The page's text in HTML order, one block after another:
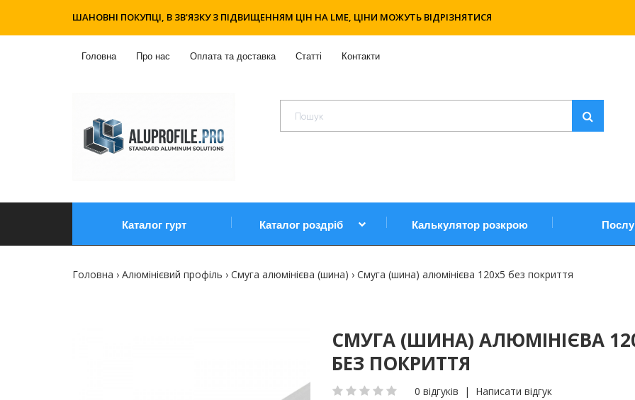
ШАНОВНІ ПОКУПЦІ, В ЗВ'ЯЗКУ З ПІДВИЩЕННЯМ ЦІН НА LME, ЦІНИ МОЖУТЬ ВІДРІЗНЯТИСЯ
Головна Про нас Оплата та доставка Статті Контакти
Каталог гурт Каталог роздріб Калькулятор розкрою
Головна Алюмінієвий профіль Смуга алюмінієва (шина) Смуга (шина) алюмінієва 120х5 без покриття
СМУГА (ШИНА) АЛЮМІНІЄВА
БЕЗ ПОКРИТТЯ
0 відгуків | Написати відгук